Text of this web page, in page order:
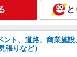
豊岡市 ＊最寄り駅：豊
ト、道路、商業施設
張りなど）